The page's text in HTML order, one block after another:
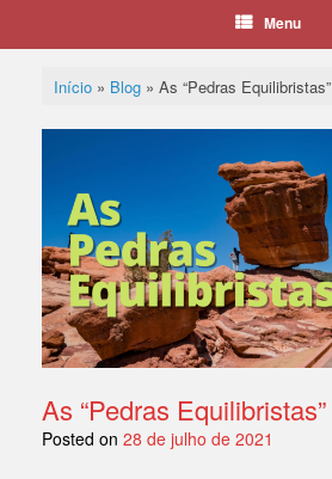
Menu
Início» Blog» As “Pedras Equilibristas”
As “Pedras Equilibristas”
Posted on 28 de julho de 2021